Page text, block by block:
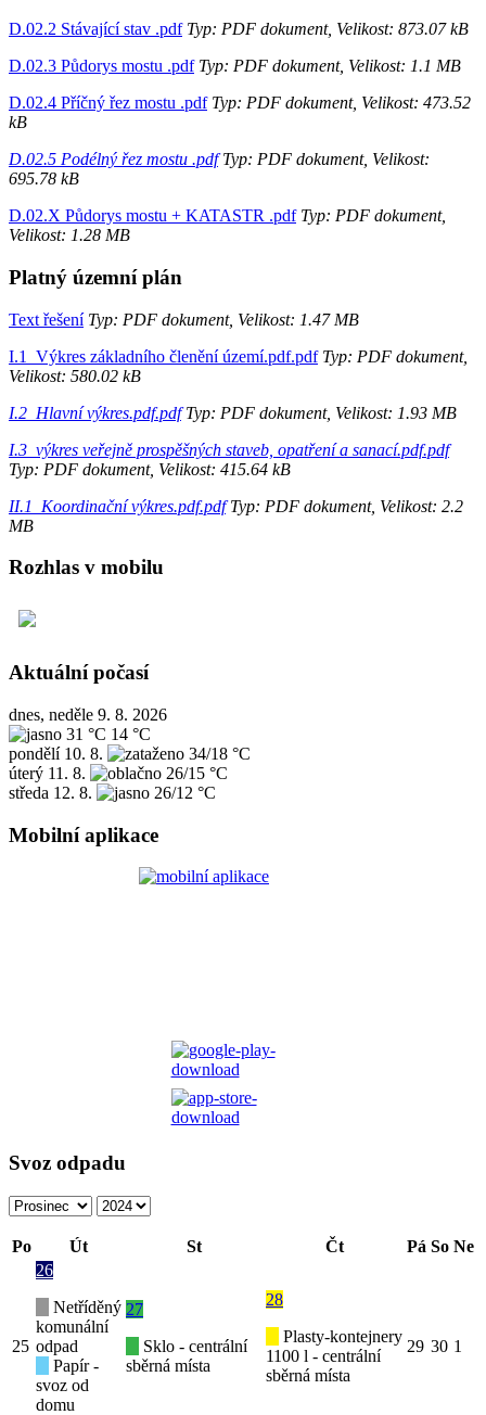
D.02.2 Stávající stav .pdfTyp: PDF dokument, Velikost: 873.07 kB
D.02.3 Půdorys mostu .pdfTyp: PDF dokument, Velikost: 1.1 MB
D.02.4 Příčný řez mostu .pdfTyp: PDF dokument, Velikost: 473.52
kB
D.02.5 Podélný řez mostu .pdfTyp: PDF dokument, Velikost:
695.78 kB
D.02.X Půdorys mostu + KATASTR .pdfTyp: PDF dokument,
Velikost: 1.28 MB
Platný územní plán
Text řešeníTyp: PDF dokument, Velikost: 1.47 MB
I.1_Výkres základního členění území.pdf.pdfTyp: PDF dokument,
Velikost: 580.02 kB
I.2_Hlavní výkres.pdf.pdfTyp: PDF dokument, Velikost: 1.93 MB
I.3_výkres veřejně prospěšných staveb, opatření a sanací.pdf.pdf
Typ: PDF dokument, Velikost: 415.64 kB
II.1_Koordinační výkres.pdf.pdfTyp: PDF dokument, Velikost: 2.2
MB
Rozhlas v mobilu
Aktuální počasí
dnes, neděle 9. 8. 2026
31 °C 14 °C
pondělí 10. 8.
34/18 °C
úterý 11. 8.
26/15 °C
středa 12. 8. 26/12 °C
Mobilní aplikace
Svoz odpadu
Po Út St Čt Pá So Ne
25
26
Netříděný
komunální
odpad
Papír -
svoz od
domu
27
Sklo - centrální
sběrná místa
28
Plasty-kontejnery
1100 l - centrální
sběrná místa
29 30 1